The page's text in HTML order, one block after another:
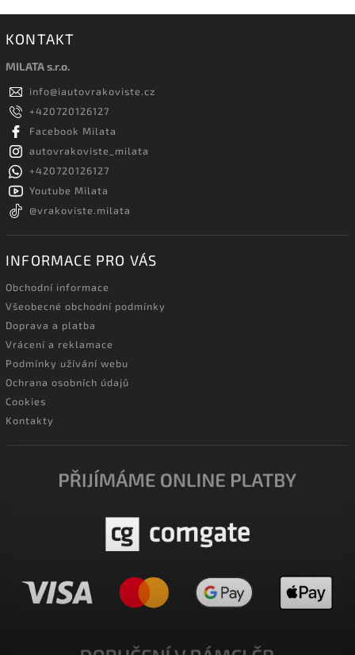
KONTAKT
MILATA s.r.o.
info@iautovrakoviste.cz
+420720126127
Facebook Milata
autovrakoviste_milata
+420720126127
Youtube Milata
@vrakoviste.milata
INFORMACE PRO VÁS
Obchodní informace
Všeobecné obchodní podmínky
Doprava a platba
Vrácení a reklamace
Podmínky užívání webu
Ochrana osobních údajů
Cookies
Kontakty